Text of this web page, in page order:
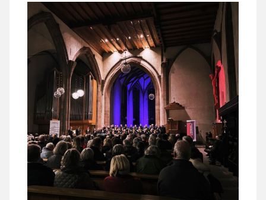
stuttgarter_oratorienchor
März 24